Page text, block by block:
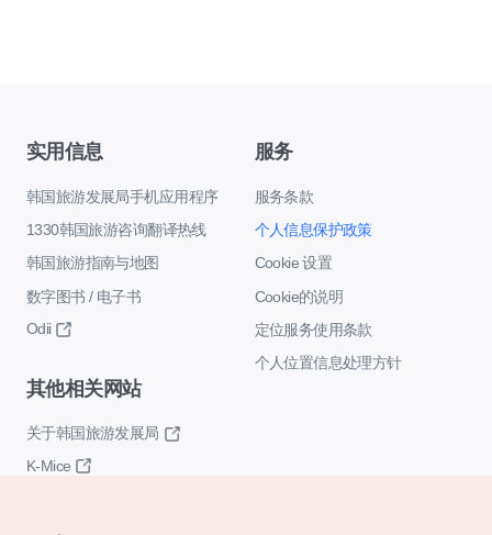
实用信息
韩国旅游发展局手机应用程序
1330韩国旅游咨询翻译热线
韩国旅游指南与地图
数字图书 / 电子书
Odii
服务
服务条款
个人信息保护政策
Cookie 设置
Cookie的说明
定位服务使用条款
个人位置信息处理方针
其他相关网站
关于韩国旅游发展局
K-Mice